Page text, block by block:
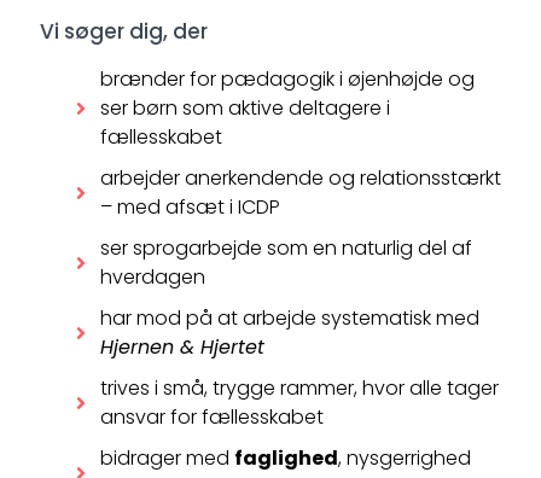
Vi søger dig, der
brænder for pædagogik i øjenhøjde og
ser børn som aktive deltagere i
fællesskabet
arbejder anerkendende og relationsstærkt
– med afsæt i ICDP
ser sprogarbejde som en naturlig del af
hverdagen
har mod på at arbejde systematisk med
Hjernen & Hjertet
trives i små, trygge rammer, hvor alle tager
ansvar for fællesskabet
bidrager med faglighed, nysgerrighed